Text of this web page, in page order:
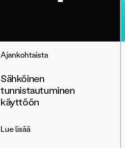
Ajankohtaista
Sähköinen
tunnistautuminen
käyttöön
Lue lisää